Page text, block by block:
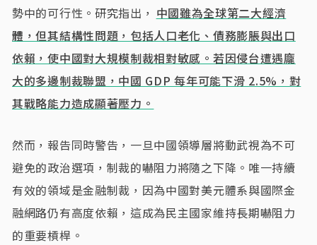
勢中的可行性。研究指出， 中國雖為全球第二大經濟
體，但其結構性問題，包括人口老化、債務膨脹與出口
依賴，使中國對大規模制裁相對敏感。若因侵台遭遇龐
大的多邊制裁聯盟，中國 GDP 每年可能下滑 2.5%，對
其戰略能力造成顯著壓力。
然而，報告同時警告，一旦中國領導層將動武視為不可
避免的政治選項，制裁的嚇阻力將隨之下降。唯一持續
有效的領域是金融制裁，因為中國對美元體系與國際金
融網路仍有高度依賴，這成為民主國家維持長期嚇阻力
的重要槓桿。